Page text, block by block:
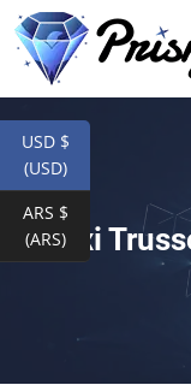
Maxi
USD $
(USD)
ARS $
(ARS)